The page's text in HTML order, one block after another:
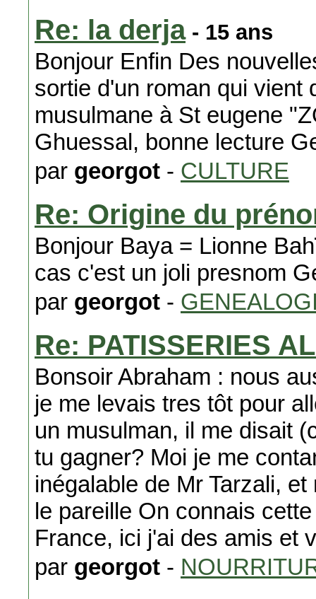
Re: la derja- 15 ans
Bonjour Enfin Des
sortie d'un roman qui vient
musulmane à St eugene
Ghuessal, bonne lecture
par georgot - CULTURE
Re: Origine du
Bonjour Baya = Lionne
cas c'est un joli presnom
par georgot -
Re: PATISSERIES
Bonsoir Abraham : nous
je me levais tres tôt pour
un musulman, il me disait
tu gagner? Moi je me
inégalable de Mr Tarzali,
le pareille On connais
France, ici j'ai des amis et
par georgot -